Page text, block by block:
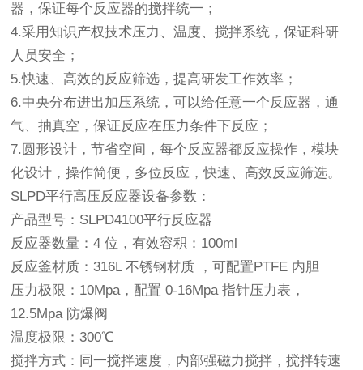
器，保证每个反应器的搅拌统一；
4.采用知识产权技术压力、温度、搅拌系统，保证科研
人员安全；
5.快速、高效的反应筛选，提高研发工作效率；
6.中央分布进出加压系统，可以给任意一个反应器，通
气、抽真空，保证反应在压力条件下反应；
7.圆形设计，节省空间，每个反应器都反应操作，模块
化设计，操作简便，多位反应，快速、高效反应筛选。
SLPD平行高压反应器设备参数：
产品型号：SLPD4100平行反应器
反应器数量：4 位，有效容积：100ml
反应釜材质：316L 不锈钢材质 ，可配置PTFE 内胆
压力极限：10Mpa，配置 0-16Mpa 指针压力表，
12.5Mpa 防爆阀
温度极限：300℃
搅拌方式：同一搅拌速度，内部强磁力搅拌，搅拌转速